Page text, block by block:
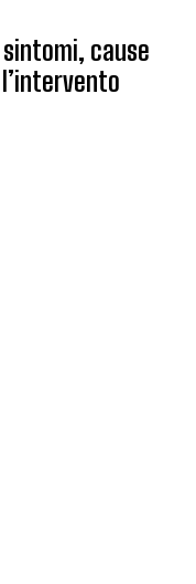
cause